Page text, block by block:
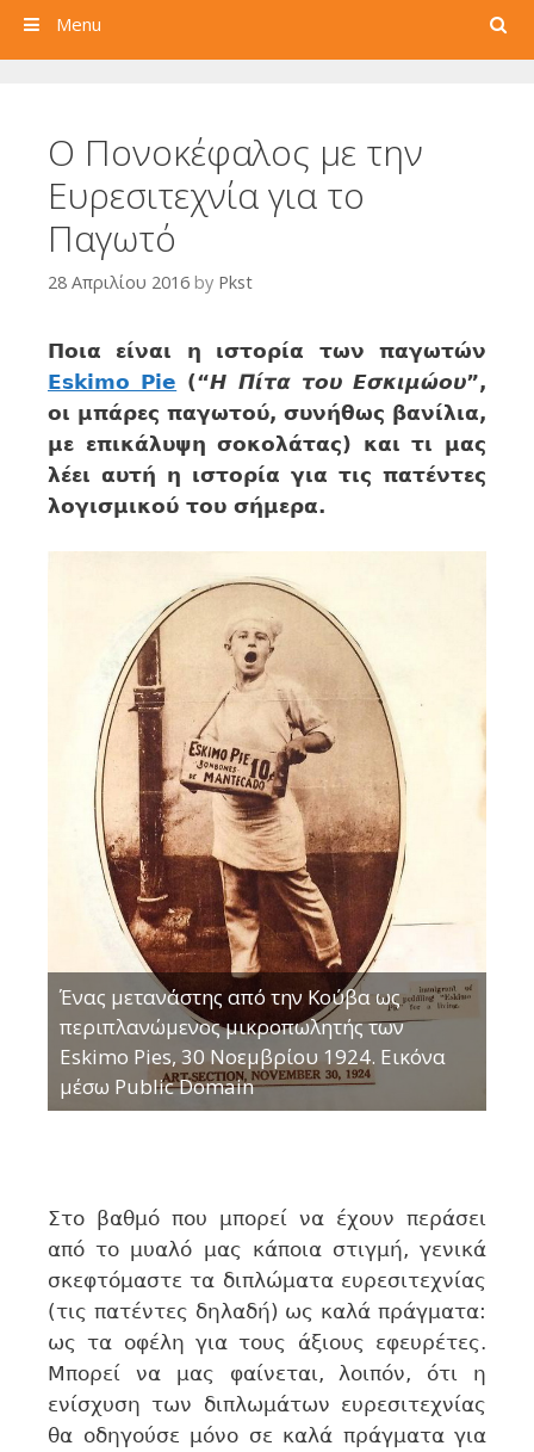
Search
Menu
Ο Πονοκέφαλος με την
Ευρεσιτεχνία για το
Παγωτό
28 Απριλίου 2016 by Pkst
Ποια είναι η ιστορία των παγωτών
Eskimo Pie (“Η Πίτα του Εσκιμώου”,
οι μπάρες παγωτού, συνήθως βανίλια,
με επικάλυψη σοκολάτας) και τι μας
λέει αυτή η ιστορία για τις πατέντες
λογισμικού του σήμερα.
Ένας μετανάστης από την Κούβα ως
περιπλανώμενος μικροπωλητής των
Eskimo Pies, 30 Νοεμβρίου 1924. Εικόνα
μέσω Public Domain
Στο βαθμό που μπορεί να έχουν περάσει
από το μυαλό μας κάποια στιγμή, γενικά
σκεφτόμαστε τα διπλώματα ευρεσιτεχνίας
(τις πατέντες δηλαδή) ως καλά πράγματα:
ως τα οφέλη για τους άξιους εφευρέτες.
Μπορεί να μας φαίνεται, λοιπόν, ότι η
ενίσχυση των διπλωμάτων ευρεσιτεχνίας
θα οδηγούσε μόνο σε καλά πράγματα για